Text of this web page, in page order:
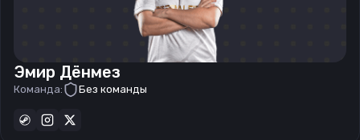
Эмир Дёнмез
Команда: Без команды